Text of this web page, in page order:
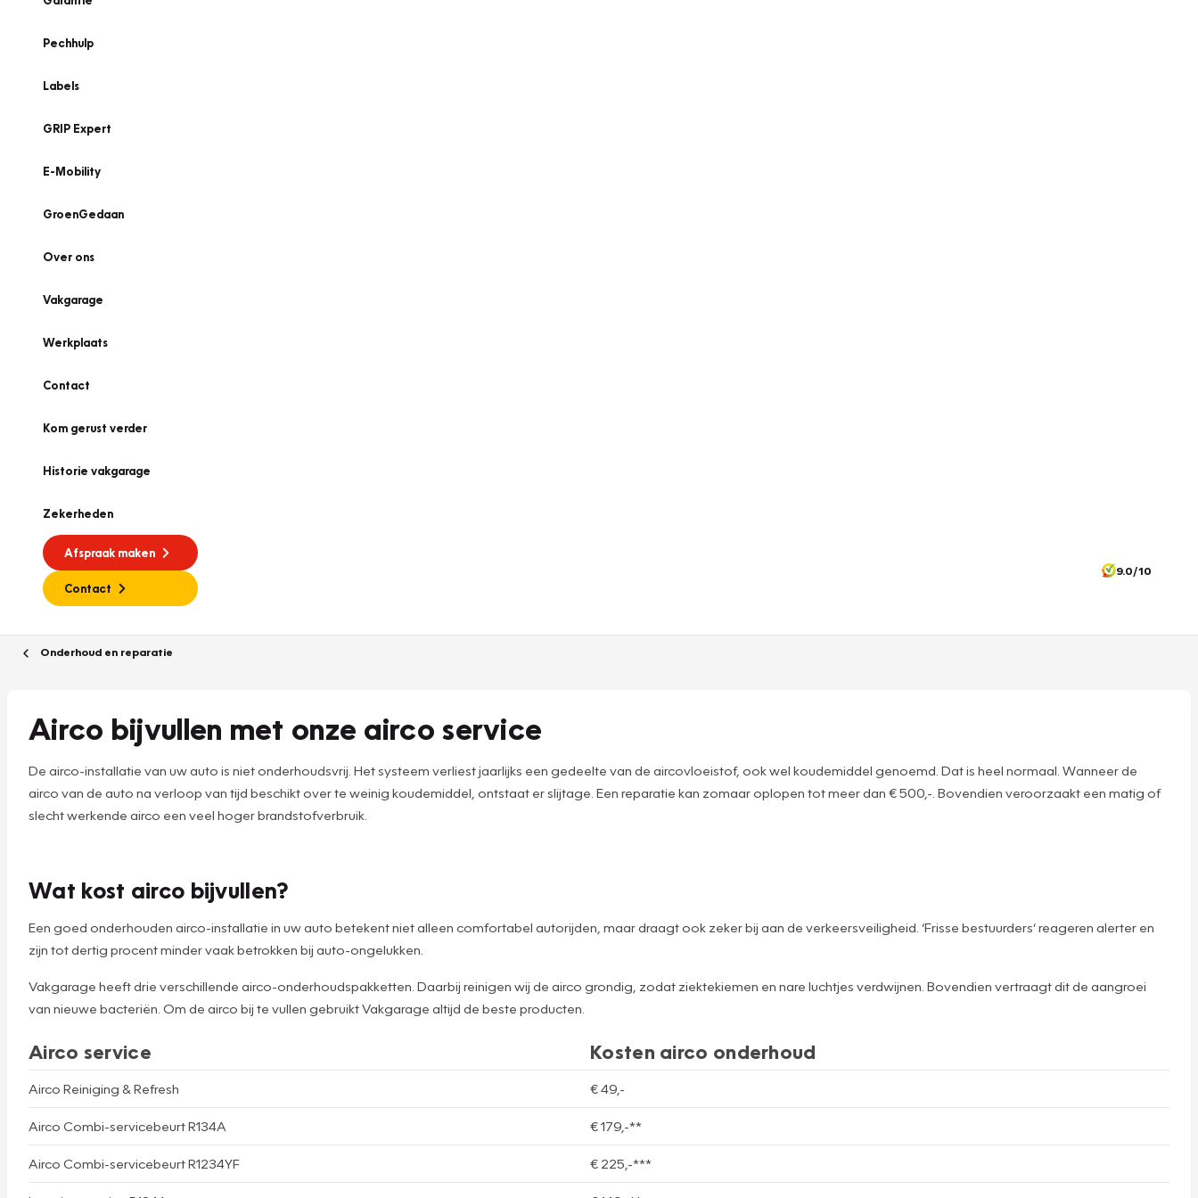
Pechhulp
Labels
GRIP Expert
E-Mobility
GroenGedaan
Over ons
Vakgarage
Werkplaats
Contact
Kom gerust verder
Historie vakgarage
Zekerheden
Afspraak maken
Contact
9.0/10
Onderhoud en reparatie
Airco bijvullen met onze airco service
De airco-installatie van uw auto is niet onderhoudsvrij. Het systeem verliest jaarlijks een gedeelte van de aircovloeistof, ook wel koudemiddel genoemd. Dat is heel normaal. Wanneer de
airco van de auto na verloop van tijd beschikt over te weinig koudemiddel, ontstaat er slijtage. Een reparatie kan zomaar oplopen tot meer dan € 500,-. Bovendien veroorzaakt een matig of
slecht werkende airco een veel hoger brandstofverbruik.
Wat kost airco bijvullen?
Een goed onderhouden airco-installatie in uw auto betekent niet alleen comfortabel autorijden, maar draagt ook zeker bij aan de verkeersveiligheid. ‘Frisse bestuurders’ reageren alerter en
zijn tot dertig procent minder vaak betrokken bij auto-ongelukken.
Vakgarage heeft drie verschillende airco-onderhoudspakketten. Daarbij reinigen wij de airco grondig, zodat ziektekiemen en nare luchtjes verdwijnen. Bovendien vertraagt dit de aangroei
van nieuwe bacteriën. Om de airco bij te vullen gebruikt Vakgarage altijd de beste producten.
Airco service Kosten airco onderhoud
Airco Reiniging & Refresh € 49,-
Airco Combi-servicebeurt R134A € 179,-**
Airco Combi-servicebeurt R1234YF € 225,-***